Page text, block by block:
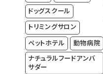
ドッグスクール
トリミングサロン
ペットホテル
動物病院
ナチュラルフードアンバ
サダー